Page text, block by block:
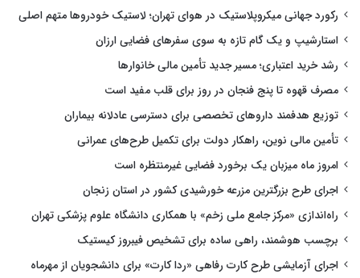
رکورد جهانی میکروپلاستیک در هوای تهران؛ لاستیک خودروها متهم اصلی
استارشیپ و یک گام تازه به سوی سفرهای فضایی ارزان
رشد خرید اعتباری؛ مسیر جدید تأمین مالی خانوارها
مصرف قهوه تا پنج فنجان در روز برای قلب مفید است
توزیع هدفمند داروهای تخصصی برای دسترسی عادلانه بیماران
تأمین مالی نوین، راهکار دولت برای تکمیل طرح‌های عمرانی
امروز ماه میزبان یک برخورد فضایی غیرمنتظره است
اجرای طرح بزرگترین مزرعه خورشیدی کشور در استان زنجان
راه‌اندازی «مرکز جامع ملی زخم» با همکاری دانشگاه علوم پزشکی تهران
برچسب هوشمند، راهی ساده برای تشخیص فیبروز کیستیک
اجرای آزمایشی طرح کارت رفاهی «ردا کارت» برای دانشجویان از مهرماه